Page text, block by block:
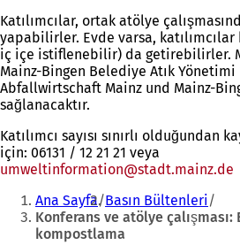
Katılımcılar, ortak atölye
yapabilirler. Evde varsa, katılımcılar
iç içe istiflenebilir) da getirebilirler.
Mainz-Bingen Belediye Atık
Abfallwirtschaft Mainz und Mainz-
sağlanacaktır.
Katılımcı sayısı sınırlı olduğundan
için: 06131 / 12 21 21 veya
umweltinformation
stadt.mainz de
Buradasınız:
Ana Sayfa Basın Bültenleri
Konferans ve atölye
kompostlama